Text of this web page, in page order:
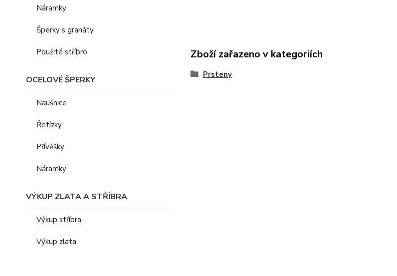
Náramky
Šperky s granáty
Použité stříbro
OCELOVÉ ŠPERKY
Naušnice
Řetízky
Přívěšky
Náramky
VÝKUP ZLATA A STŘÍBRA
Výkup stříbra
Výkup zlata
Zboží zařazeno v kategoriích
Prsteny